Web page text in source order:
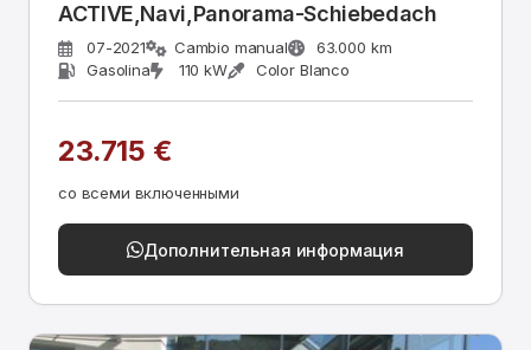
ACTIVE,Navi,Panorama-Schiebedach
07-2021 Cambio manual
63.000 km
Gasolina
110 kW Color Blanco
23.715 €
со всеми включенными
Дополнительная информация